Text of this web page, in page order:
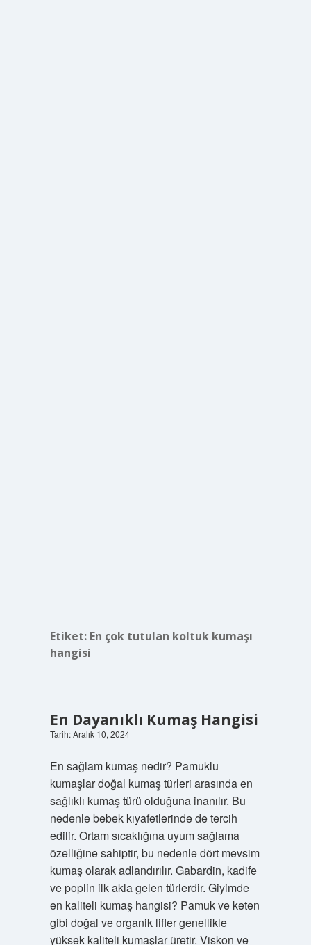
Etiket: En çok tutulan koltuk kumaşı
hangisi
En Dayanıklı Kumaş Hangisi
Tarih: Aralık 10, 2024
En sağlam kumaş nedir? Pamuklu
kumaşlar doğal kumaş türleri arasında en
sağlıklı kumaş türü olduğuna inanılır. Bu
nedenle bebek kıyafetlerinde de tercih
edilir. Ortam sıcaklığına uyum sağlama
özelliğine sahiptir, bu nedenle dört mevsim
kumaş olarak adlandırılır. Gabardin, kadife
ve poplin ilk akla gelen türlerdir. Giyimde
en kaliteli kumaş hangisi? Pamuk ve keten
gibi doğal ve organik lifler genellikle
yüksek kaliteli kumaşlar üretir. Viskon ve